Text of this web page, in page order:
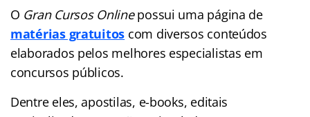
O Gran Cursos Onlinepossui uma página de
matérias gratuitos com diversos conteúdos
elaborados pelos melhores especialistas em
concursos públicos.
Dentre eles, apostilas, e-books, editais